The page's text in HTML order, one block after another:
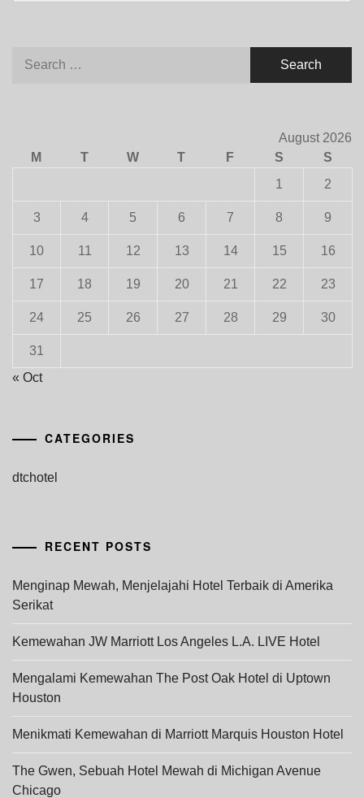
August 2026
M
T W T F S
S
1
2
3 4 5 6 7 8 9
10 11 12 13 14 15 16
17 18 19 20 21 22 23
24 25 26 27 28 29 30
31
« Oct
CATEGORIES
dtchotel
RECENT POSTS
Menginap Mewah, Menjelajahi Hotel Terbaik di Amerika
Serikat
Kemewahan JW Marriott Los Angeles L.A. LIVE Hotel
Mengalami Kemewahan The Post Oak Hotel di Uptown
Houston
Menikmati Kemewahan di Marriott Marquis Houston Hotel
The Gwen, Sebuah Hotel Mewah di Michigan Avenue
Chicago